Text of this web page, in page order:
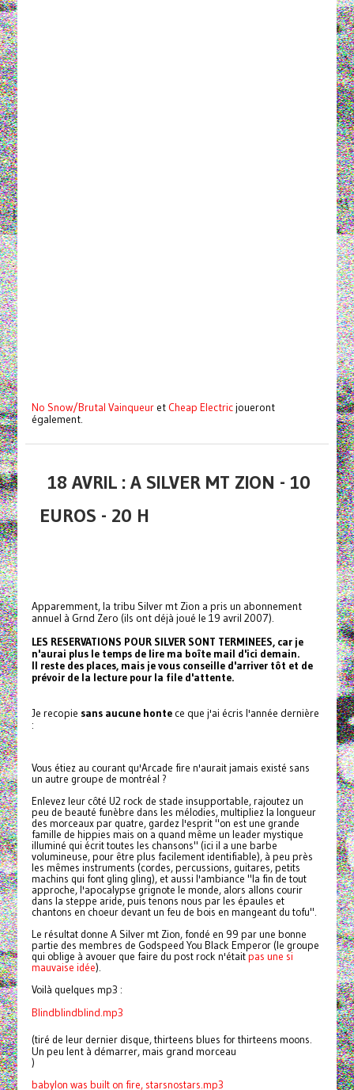
No Snow/Brutal Vainqueuret Cheap Electricjoueront
également.
18 AVRIL : A SILVER MT ZION - 10
EUROS - 20 H
Apparemment, la tribu Silver mt Zion a pris un abonnement
annuel à Grnd Zero (ils ont déjà joué le 19 avril 2007).
LES RESERVATIONS POUR SILVER SONT TERMINEES, car je
n'aurai plus le temps de lire ma boîte mail d'ici demain.
Il reste des places, mais je vous conseille d'arriver tôt et de
prévoir de la lecture pour la file d'attente.
Je recopie sans aucune hontece que j'ai écris l'année dernière
:
Vous étiez au courant qu'Arcade fire n'aurait jamais existé sans
un autre groupe de montréal ?
Enlevez leur côté U2 rock de stade insupportable, rajoutez un
peu de beauté funèbre dans les mélodies, multipliez la longueur
des morceaux par quatre, gardez l'esprit "on est une grande
famille de hippies mais on a quand même un leader mystique
illuminé qui écrit toutes les chansons" (ici il a une barbe
volumineuse, pour être plus facilement identifiable), à peu près
les mêmes instruments (cordes, percussions, guitares, petits
machins qui font gling gling), et aussi l'ambiance "la fin de tout
approche, l'apocalypse grignote le monde, alors allons courir
dans la steppe aride, puis tenons nous par les épaules et
chantons en choeur devant un feu de bois en mangeant du tofu".
Le résultat donne A Silver mt Zion, fondé en 99 par une bonne
partie des membres de Godspeed You Black Emperor (le groupe
qui oblige à avouer que faire du post rock n'étaitpas une si
mauvaise idée).
Voilà quelques mp3 :
Blindblindblind.mp3
(tiré de leur dernier disque, thirteens blues for thirteens moons.
Un peu lent à démarrer, mais grand morceau
)
babylon was built on fire, starsnostars.mp3